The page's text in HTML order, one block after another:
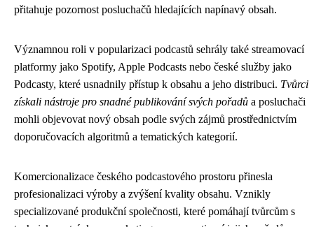
přitahuje pozornost posluchačů hledajících napínavý obsah.
Významnou roli v popularizaci podcastů sehrály také streamovací
platformy jako Spotify, Apple Podcasts nebo české služby jako
Podcasty, které usnadnily přístup k obsahu a jeho distribuci. Tvůrci
získali nástroje pro snadné publikování svých pořadů a posluchači
mohli objevovat nový obsah podle svých zájmů prostřednictvím
doporučovacích algoritmů a tematických kategorií.
Komercionalizace českého podcastového prostoru přinesla
profesionalizaci výroby a zvýšení kvality obsahu. Vznikly
specializované produkční společnosti, které pomáhají tvůrcům s